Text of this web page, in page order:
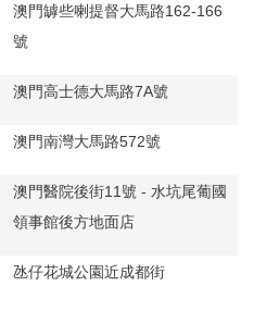
澳門罅些喇提督大馬路162-166
號
澳門高士德大馬路7A號
澳門南灣大馬路572號
澳門醫院後街11號 - 水坑尾葡國
領事館後方地面店
氹仔花城公園近成都街